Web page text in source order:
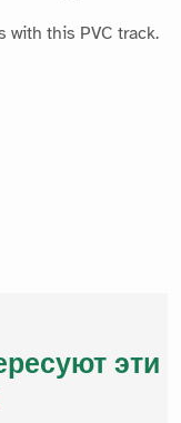
with this PVC track.
эти